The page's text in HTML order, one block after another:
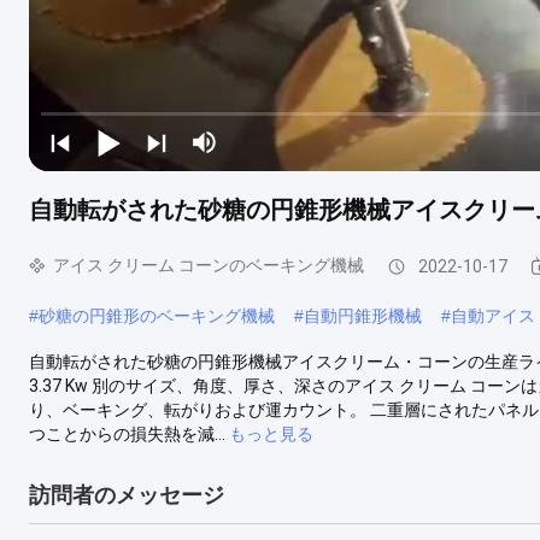
自動転がされた砂糖の円錐形機械アイスクリ
アイス クリーム コーンのベーキング機械 2022-10-17
#砂糖の円錐形のベーキング機械 #自動円錐形機械 #自動アイ
自動転がされた砂糖の円錐形機械アイスクリーム・コーンの生産
3.37 Kw 別のサイズ、角度、厚さ、深さのアイス クリーム コーン
り、ベーキング、転がりおよび運カウント。 二重層にされたパネ
つことからの損失熱を減...
もっと見る
訪問者のメッセージ